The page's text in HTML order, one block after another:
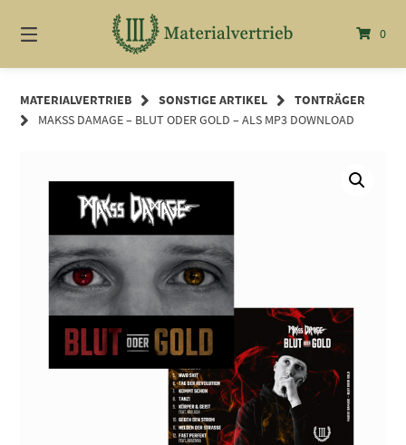
zum
Inhalt
0
MATERIALVERTRIEB SONSTIGE ARTIKEL
TONTRÄGER
MAKSS DAMAGE – BLUT ODER GOLD – ALS MP3 DOWNLOAD